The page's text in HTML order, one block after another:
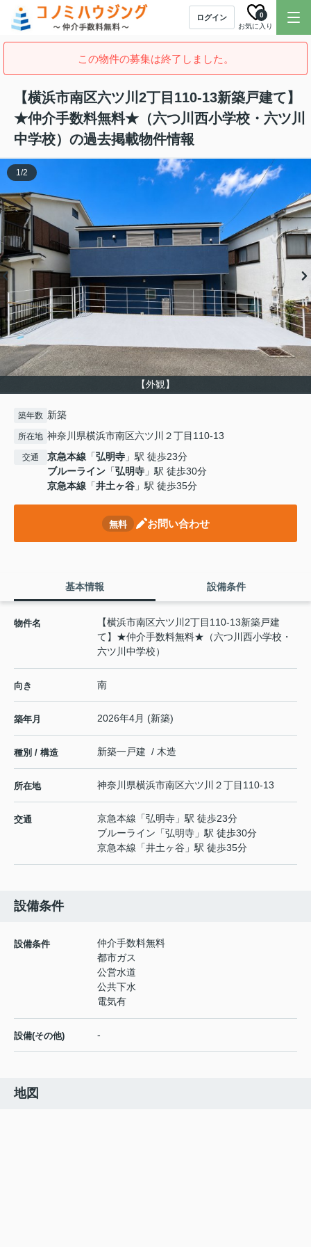
ログイン
お気に入り
0
この物件の募集は終了しました。
【横浜市南区六ツ川2丁目110-13新築戸建て】
★仲介手数料無料★（六つ川西小学校・六ツ川
中学校）の過去掲載物件情報
【外観】
1/2
築年数 新築
所在地 神奈川県横浜市南区六ツ川２丁目110-13
交通 京急本線 「弘明寺 」駅 徒歩23分
ブルーライン 「弘明寺 」駅 徒歩30分
京急本線 「井土ヶ谷 」駅 徒歩35分
無料 お問い合わせ
基本情報 設備条件
物件名
【横浜市南区六ツ川2丁目110-13新築戸建
て】★仲介手数料無料★（六つ川西小学校・
六ツ川中学校）
向き 南
築年月 2026年4月 (新築)
種別 / 構造 新築一戸建 / 木造
所在地 神奈川県横浜市南区六ツ川 ２丁目110-13
交通 京急本線 「弘明寺 」駅 徒歩23分
ブルーライン 「弘明寺 」駅 徒歩30分
京急本線 「井土ヶ谷 」駅 徒歩35分
設備条件
設備条件
仲介手数料無料
都市ガス
公営水道
公共下水
電気有
設備(その他) -
地図